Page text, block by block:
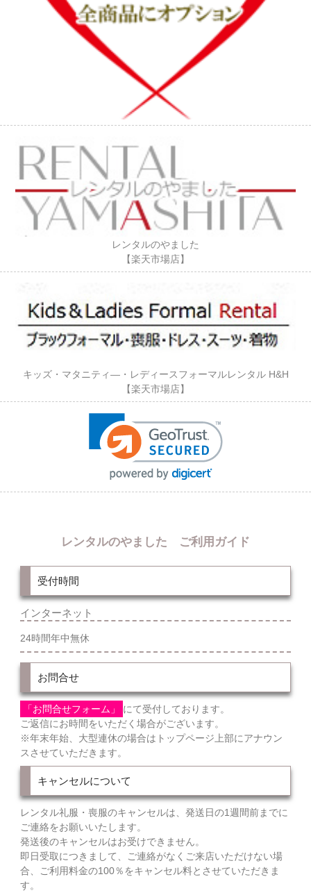
レンタルのやました
【楽天市場店】
キッズ・マタニティ―・レディースフォーマルレンタル H&H
【楽天市場店】
レンタルのやました ご利用ガイド
受付時間
インターネット
24時間年中無休
お問合せ
「お問合せフォーム」
にて受付しております。
ご返信にお時間をいただく場合がございます。
※年末年始、大型連休の場合はトップページ上部にアナウン
スさせていただきます。
キャンセルについて
レンタル礼服・喪服のキャンセルは、発送日の1週間前までに
ご連絡をお願いいたします。
発送後のキャンセルはお受けできません。
即日受取につきまして、ご連絡がなくご来店いただけない場
合、ご利用料金の100％をキャンセル料とさせていただきま
す。